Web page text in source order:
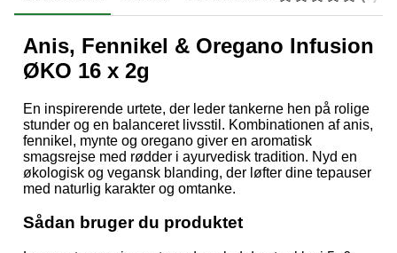
Anis, Fennikel & Oregano Infusion
ØKO 16 x 2g
En inspirerende urtete, der leder tankerne hen på rolige
stunder og en balanceret livsstil. Kombinationen af anis,
fennikel, mynte og oregano giver en aromatisk
smagsrejse med rødder i ayurvedisk tradition. Nyd en
økologisk og vegansk blanding, der løfter dine tepauser
med naturlig karakter og omtanke.
Sådan bruger du produktet